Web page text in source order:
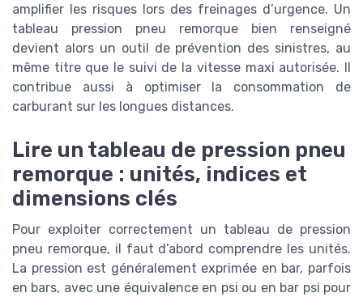
amplifier les risques lors des freinages d’urgence. Un
tableau pression pneu remorque bien renseigné
devient alors un outil de prévention des sinistres, au
même titre que le suivi de la vitesse maxi autorisée. Il
contribue aussi à optimiser la consommation de
carburant sur les longues distances.
Lire un tableau de pression pneu
remorque : unités, indices et
dimensions clés
Pour exploiter correctement un tableau de pression
pneu remorque, il faut d’abord comprendre les unités.
La pression est généralement exprimée en bar, parfois
en bars, avec une équivalence en psi ou en bar psi pour